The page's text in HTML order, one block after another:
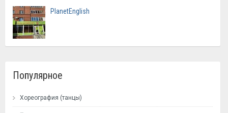
PlanetEnglish
Популярное
Хореография (танцы)